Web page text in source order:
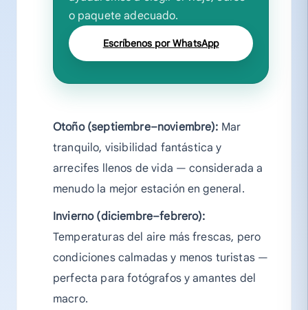
o paquete adecuado.
Escríbenos por WhatsApp
Otoño (septiembre–noviembre): Mar
tranquilo, visibilidad fantástica y
arrecifes llenos de vida — considerada a
menudo la mejor estación en general.
Invierno (diciembre–febrero):
Temperaturas del aire más frescas, pero
condiciones calmadas y menos turistas —
perfecta para fotógrafos y amantes del
macro.